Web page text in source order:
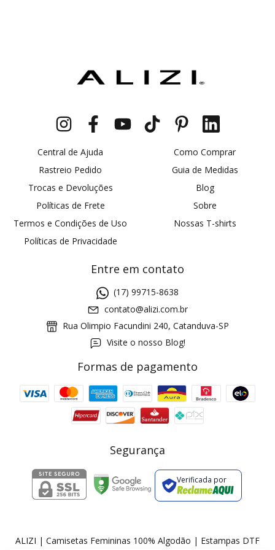
Central de Ajuda
Rastreio Pedido
Trocas e Devoluções
Políticas de Frete
Termos e Condições de Uso
Políticas de Privacidade
Como Comprar
Guia de Medidas
Blog
Sobre
Nossas T-shirts
Entre em contato
(17) 99715-8638
contato@alizi.com.br
Rua Olimpio Facundini 240, Catanduva-SP
Visite o nosso Blog!
Formas de pagamento
Segurança
Verificada por
ALIZI | Camisetas Femininas 100% Algodão | Estampas DTF
Cupom 1a compra: GANHE5
2 pecas 7% OFF